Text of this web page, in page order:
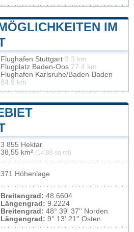
IM
Flughafen Stuttgart 3.3 km
Flugplatz Baden-Oos 77.4 km
Flughafen Karlsruhe/Baden-Baden
84.9 km
3 855 Hektar
38,55 km² (14,88 sq mi)
371 Höhenlage
Breitengrad: 48.6604
Längengrad: 9.2224
Breitengrad: 48° 39' 37'' Norden
Längengrad: 9° 13' 21'' Osten